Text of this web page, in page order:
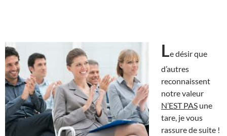
Le désir que
d’autres
reconnaissent
notre valeur
N’EST PAS une
tare, je vous
rassure de suite !